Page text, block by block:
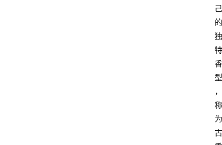
己
的
独
特
香
型
，
称
为
古